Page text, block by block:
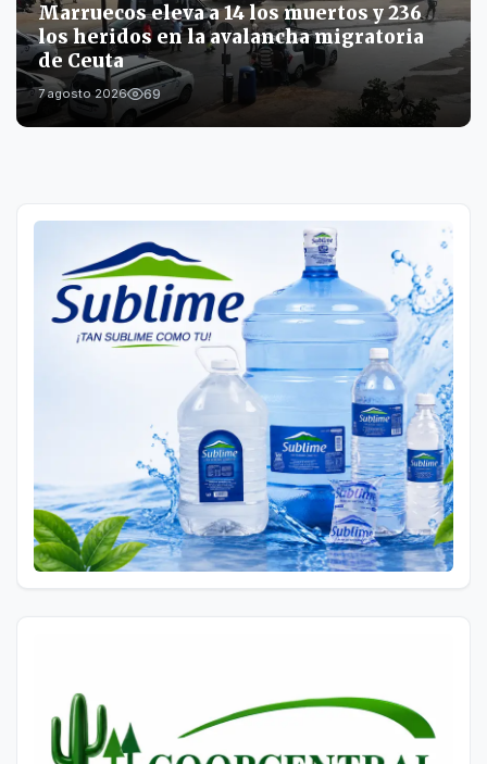
Marruecos eleva a 14 los muertos y 236
los heridos en la avalancha migratoria
de Ceuta
7 agosto 2026 69